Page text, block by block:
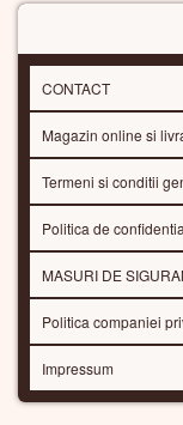
CONTACT
Magazin online si
Termeni si conditii
Politica de
MASURI DE
Politica companiei
Impressum